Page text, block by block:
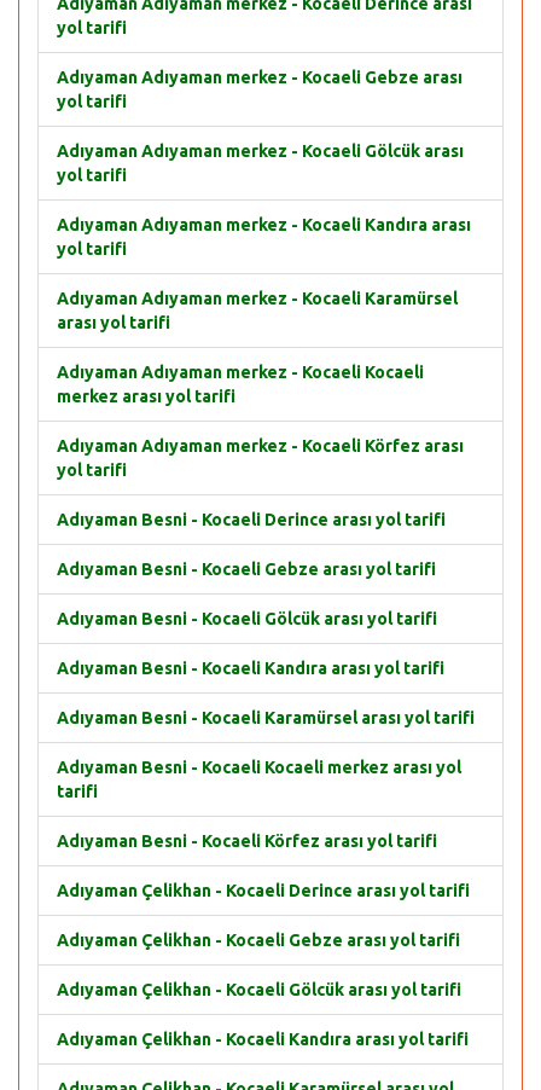
yol tarifi
Adıyaman Adıyaman merkez - Kocaeli Gebze arası
yol tarifi
Adıyaman Adıyaman merkez - Kocaeli Gölcük arası
yol tarifi
Adıyaman Adıyaman merkez - Kocaeli Kandıra arası
yol tarifi
Adıyaman Adıyaman merkez - Kocaeli Karamürsel
arası yol tarifi
Adıyaman Adıyaman merkez - Kocaeli Kocaeli
merkez arası yol tarifi
Adıyaman Adıyaman merkez - Kocaeli Körfez arası
yol tarifi
Adıyaman Besni - Kocaeli Derince arası yol tarifi
Adıyaman Besni - Kocaeli Gebze arası yol tarifi
Adıyaman Besni - Kocaeli Gölcük arası yol tarifi
Adıyaman Besni - Kocaeli Kandıra arası yol tarifi
Adıyaman Besni - Kocaeli Karamürsel arası yol tarifi
Adıyaman Besni - Kocaeli Kocaeli merkez arası yol
tarifi
Adıyaman Besni - Kocaeli Körfez arası yol tarifi
Adıyaman Çelikhan - Kocaeli Derince arası yol tarifi
Adıyaman Çelikhan - Kocaeli Gebze arası yol tarifi
Adıyaman Çelikhan - Kocaeli Gölcük arası yol tarifi
Adıyaman Çelikhan - Kocaeli Kandıra arası yol tarifi